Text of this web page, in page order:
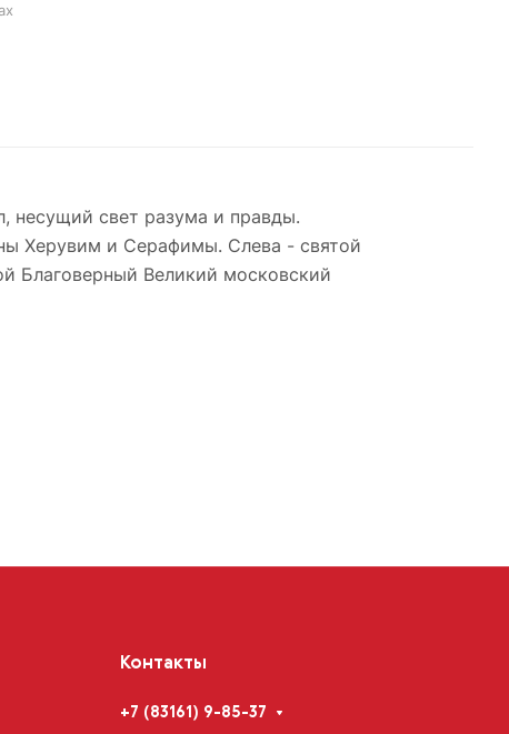
несущий свет разума и правды.
Херувим и Серафимы. Слева - святой
Благоверный Великий московский
Контакты
+7 (83161) 9-85-37